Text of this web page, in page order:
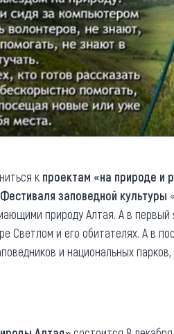
к проектам «на природе и
Фестиваля заповедной культуры
природу Алтая. А в первый
Светлом и его обитателях. А в
и национальных